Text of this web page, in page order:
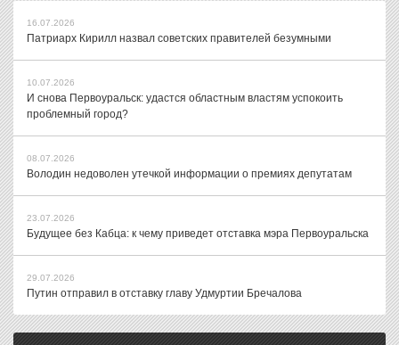
16.07.2026
Патриарх Кирилл назвал советских правителей безумными
10.07.2026
И снова Первоуральск: удастся областным властям успокоить
проблемный город?
08.07.2026
Володин недоволен утечкой информации о премиях депутатам
23.07.2026
Будущее без Кабца: к чему приведет отставка мэра Первоуральска
29.07.2026
Путин отправил в отставку главу Удмуртии Бречалова